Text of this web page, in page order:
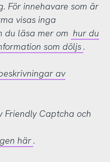
För innehavare som är
visas inga
du läsa mer om hur du
som döljs .
av
Friendly Captcha och
här .